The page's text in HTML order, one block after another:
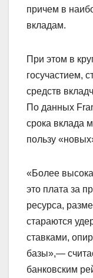
причем в
вкладам.
При этом в
госучастием,
средств
По данных
срока вклада
пользу
«Более
это плата за
ресурса,
стараются
ставками,
базы»,—
банковским